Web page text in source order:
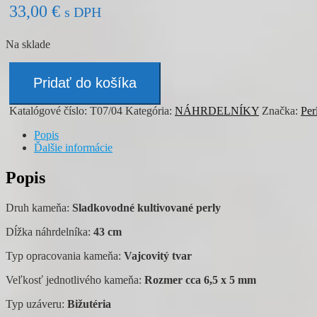
33,00 € s DPH
Na sklade
Náhrdelník
PERLY
Pridať do košíka
Katalógové číslo: T07/04 Kategória: NÁHRDELNÍKY Značka:
Popis
Ďalšie informácie
Popis
Druh kameňa: Sladkovodné kultivované perly
Dĺžka náhrdelníka: 43 cm
Typ opracovania kameňa: Vajcovitý tvar
Veľkosť jednotlivého kameňa: Rozmer cca 6,5 x 5 mm
Typ uzáveru: Bižutéria